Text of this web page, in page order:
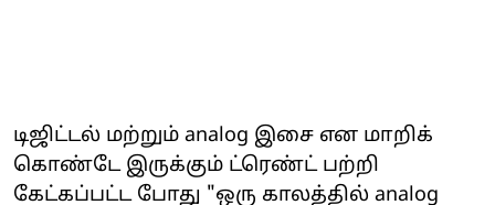
டிஜிட்டல் மற்றும் analog இசை என மாறிக்
கொண்டே இருக்கும் ட்ரெண்ட் பற்றி
கேட்கப்பட்ட போது "ஒரு காலத்தில் analog